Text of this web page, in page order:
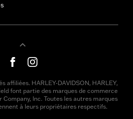
affiliées. HARLEY-DAVIDSON, HARLEY,
font partie des marques de commerce
Inc. Toutes les autres marques
à leurs propriétaires respectifs.